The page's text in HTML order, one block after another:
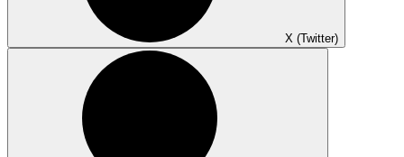
X (Twitter)